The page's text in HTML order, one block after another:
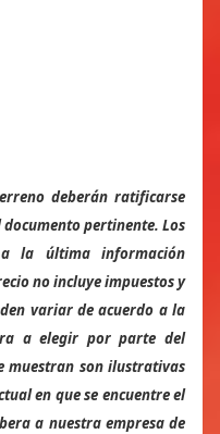
deberán ratificarse
pertinente. Los
a la última información
no incluye impuestos y
variar de acuerdo a la
a elegir por parte del
muestran son ilustrativas
en que se encuentre el
a nuestra empresa de